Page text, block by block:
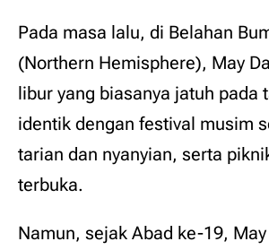
Pada masa lalu, di Belahan
(Northern Hemisphere), May
libur yang biasanya jatuh pada
identik dengan festival musim
tarian dan nyanyian, serta
terbuka.
Namun, sejak Abad ke-19,